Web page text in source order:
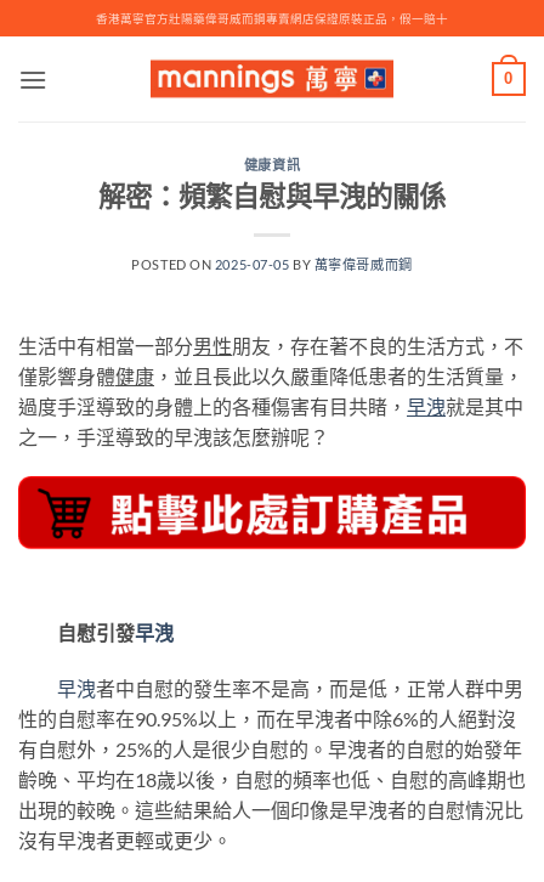
to
content
香港萬寧官方壯陽藥偉哥威而鋼專賣網店保證原裝正品，假一賠十
0
健康資訊
解密：頻繁自慰與早洩的關係
POSTED ON 2025-07-05 BY 萬寧偉哥威而鋼
生活中有相當一部分男性朋友，存在著不良的生活方式，不
僅影響身體健康 ，並且長此以久嚴重降低患者的生活質量，
過度手淫導致的身體上的各種傷害有目共睹， 早洩就是其中
之一，手淫導致的早洩該怎麼辦呢？
自慰引發早洩
早洩者中自慰的發生率不是高，而是低，正常人群中男
性的自慰率在90.95%以上，而在早洩者中除6%的人絕對沒
有自慰外，25%的人是很少自慰的。早洩者的自慰的始發年
齡晚、平均在18歲以後，自慰的頻率也低、自慰的高峰期也
出現的較晚。這些結果給人一個印像是早洩者的自慰情況比
沒有早洩者更輕或更少。